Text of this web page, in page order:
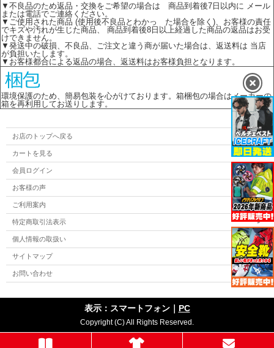
▼不良品のため返品・交換をご希望の場合は 商品到着後7日以内に メール
または電話でご連絡ください。
▼ご使用された商品 (使用後不良品とわかっ た場合を除く)、お客様の責任
でキズや汚れが生じた商品、 商品到着後8日以上経過した商品の返品はお受
けできません。
▼発送中の破損、不良品、ご注文と違う商が届いた場合は、返送料は 当店
が負担いたします。
▼お客様都合による返品の場合、返送料はお客様負担となります。
環境保護のため、簡易包装を心がけております。箱梱包の場合はメーカーの
箱を再利用してお送りします。
お店のトップへ戻る
カートを見る
会員ログイン
お客様の声
ご利用案内
特定商取引法表示
個人情報の取扱い
サイトマップ
お問い合わせ
表示：スマートフォン｜ PC
Copyright (C) All Rights Reserved.